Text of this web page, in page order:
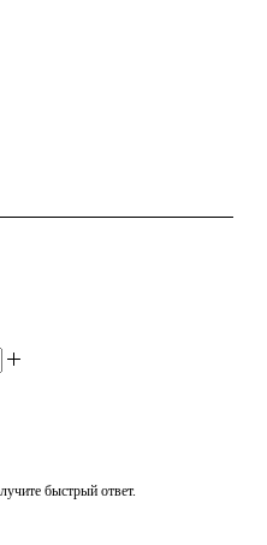
быстрый ответ.